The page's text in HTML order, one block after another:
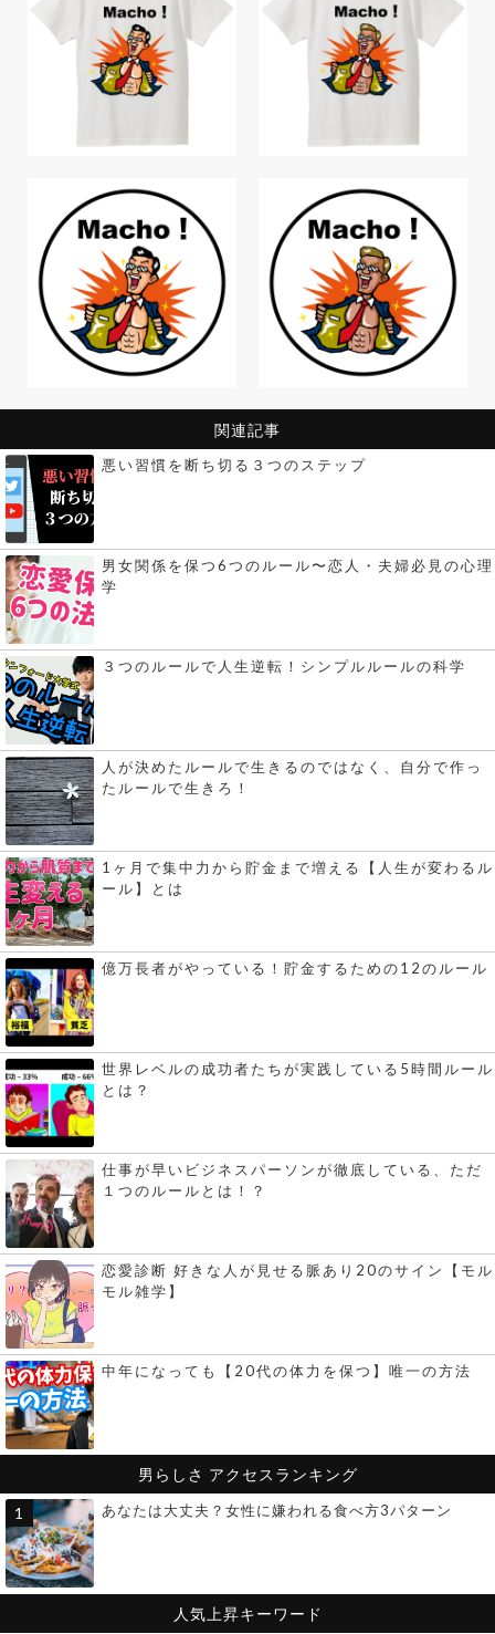
関連記事
悪い習慣を断ち切る３つのステップ
男女関係を保つ6つのルール〜恋人・夫婦必見の心理
学
３つのルールで人生逆転！シンプルルールの科学
人が決めたルールで生きるのではなく、自分で作っ
たルールで生きろ！
1ヶ月で集中力から貯金まで増える【人生が変わるル
ール】とは
億万長者がやっている！貯金するための12のルール
世界レベルの成功者たちが実践している5時間ルール
とは？
仕事が早いビジネスパーソンが徹底している、ただ
１つのルールとは！？
恋愛診断 好きな人が見せる脈あり20のサイン【モル
モル雑学】
中年になっても【20代の体力を保つ】唯一の方法
男らしさ アクセスランキング
あなたは大丈夫？女性に嫌われる食べ方3パターン
人気上昇キーワード